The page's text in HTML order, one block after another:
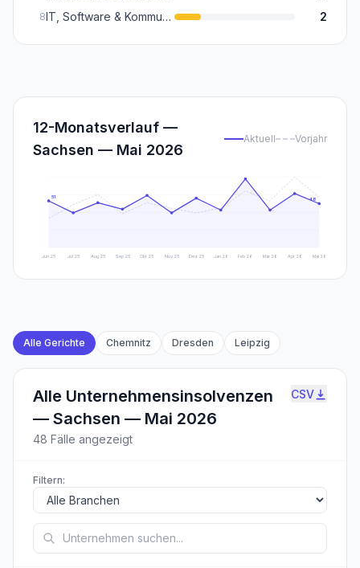
8 IT, Software & Kommunikation 2
12-Monatsverlauf —
Sachsen — Mai 2026
Aktuell Vorjahr
Jun 25 Jul 25 Aug 25 Sep 25 Okt 25 Nov 25 Dez 25 Jan 26 Feb 26 Mär 26 Apr 26 Mai 26
51
48
Alle Gerichte Chemnitz Dresden Leipzig
Alle Unternehmensinsolvenzen
— Sachsen — Mai 2026
48 Fälle angezeigt
CSV
Filtern: